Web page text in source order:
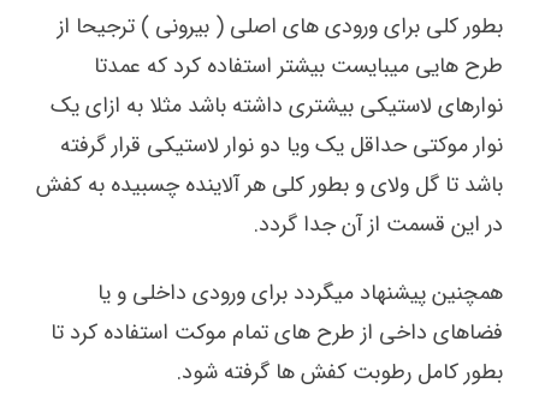
بطور کلی برای ورودی های اصلی ( بیرونی ) ترجیحا از
طرح هایی میبایست بیشتر استفاده کرد که عمدتا
نوارهای لاستیکی بیشتری داشته باشد مثلا به ازای یک
نوار موکتی حداقل یک ویا دو نوار لاستیکی قرار گرفته
باشد تا گل ولای و بطور کلی هر آلاینده چسبیده به کفش
در این قسمت از آن جدا گردد.
همچنین پیشنهاد میگردد برای ورودی داخلی و یا
فضاهای داخی از طرح های تمام موکت استفاده کرد تا
بطور کامل رطوبت کفش ها گرفته شود.